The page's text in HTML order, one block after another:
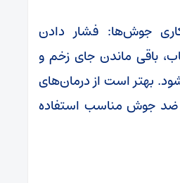
جوش‌ها: فشار دادن
باقی ماندن جای زخم و
بهتر است از درمان‌های
ضد جوش مناسب استفاده